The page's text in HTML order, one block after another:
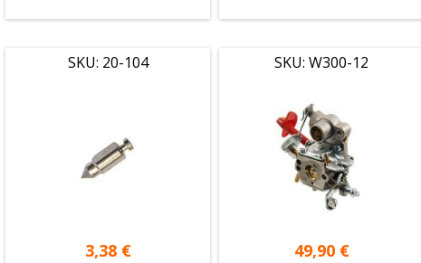
SKU: 20-104
3,38 €
SKU: W300-12
49,90 €